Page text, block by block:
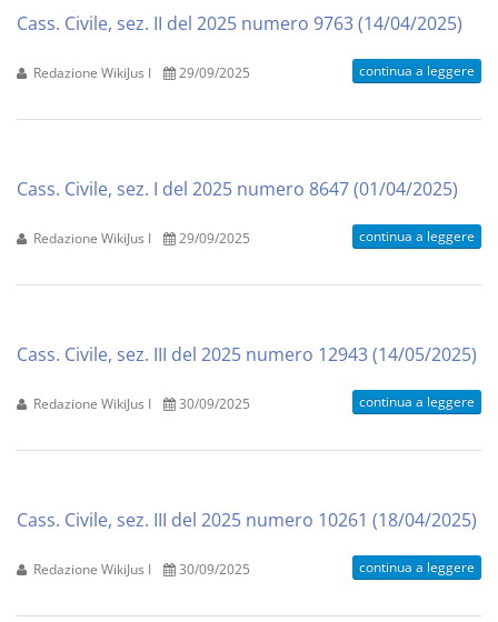
Cass. Civile, sez. II del 2025 numero 9763 (14/04/2025)
Redazione WikiJus I 29/09/2025 continua a leggere
Cass. Civile, sez. I del 2025 numero 8647 (01/04/2025)
Redazione WikiJus I 29/09/2025 continua a leggere
Cass. Civile, sez. III del 2025 numero 12943 (14/05/2025)
Redazione WikiJus I 30/09/2025 continua a leggere
Cass. Civile, sez. III del 2025 numero 10261 (18/04/2025)
Redazione WikiJus I 30/09/2025 continua a leggere